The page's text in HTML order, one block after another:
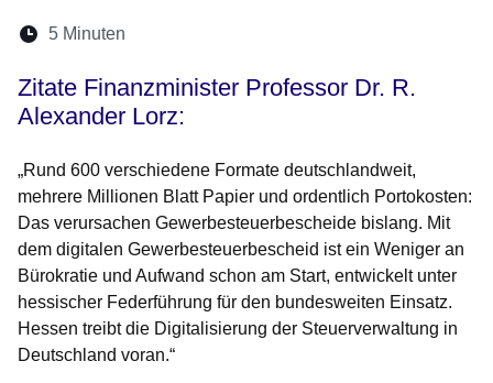
Lesedauer:
5 Minuten
Zitate Finanzminister Professor Dr. R.
Alexander Lorz:
„Rund 600 verschiedene Formate deutschlandweit,
mehrere Millionen Blatt Papier und ordentlich Portokosten:
Das verursachen Gewerbesteuerbescheide bislang. Mit
dem digitalen Gewerbesteuerbescheid ist ein Weniger an
Bürokratie und Aufwand schon am Start, entwickelt unter
hessischer Federführung für den bundesweiten Einsatz.
Hessen treibt die Digitalisierung der Steuerverwaltung in
Deutschland voran.“